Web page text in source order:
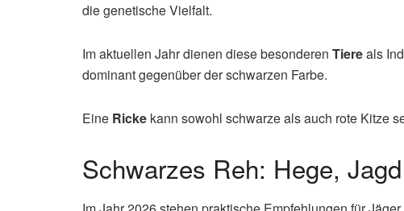
die genetische Vielfalt.
Im aktuellen Jahr dienen diese besonderen Tiereals
dominant gegenüber der schwarzen Farbe.
Eine Ricke kann sowohl schwarze als auch rote Kitze
Schwarzes Reh: Hege,